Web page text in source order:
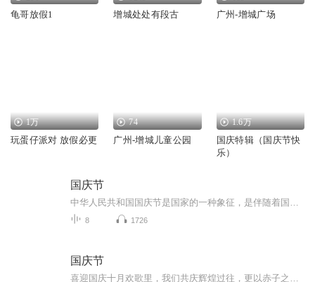
龟哥放假1 增城处处有段古 广州-增城广场
1万
玩蛋仔派对 放假必更
74
广州-增城儿童公园
1.6万
国庆特辑（国庆节快
乐）
国庆节
8 1726
国庆节